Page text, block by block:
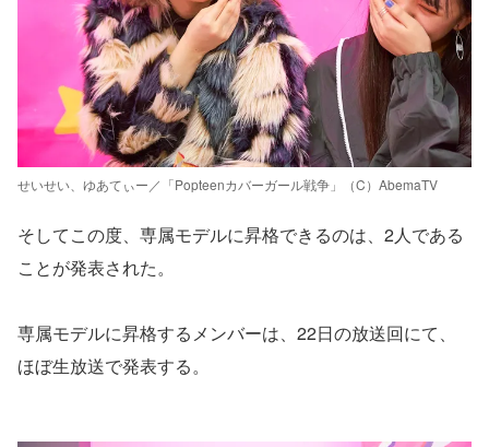
せいせい、ゆあてぃー／「Popteenカバーガール戦争」（C）AbemaTV
そしてこの度、専属モデルに昇格できるのは、2人である
ことが発表された。
専属モデルに昇格するメンバーは、22日の放送回にて、
ほぼ生放送で発表する。